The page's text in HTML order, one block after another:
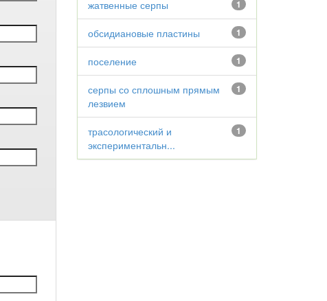
1
жатвенные серпы
1
обсидиановые пластины
1
поселение
1
серпы со сплошным прямым
лезвием
1
трасологический и
экспериментальн...